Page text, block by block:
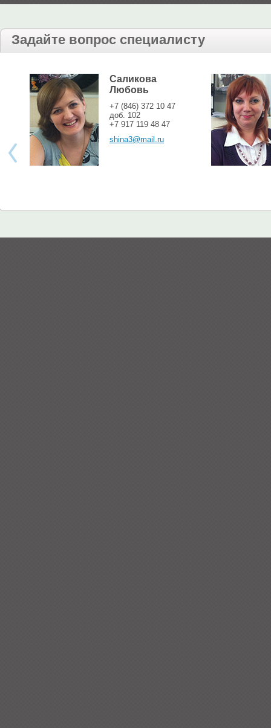
Задайте вопрос специалисту
Саликова
Любовь
+7 (846) 372 10 47
доб. 102
+7 917 119 48 47
shina3@mail.ru